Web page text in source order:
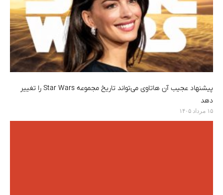
پیشنهاد عجیب آن هاتاوی می‌تواند تاریخ مجموعه Star Wars را تغییر
دهد
۱۵ مرداد ۱۴۰۵